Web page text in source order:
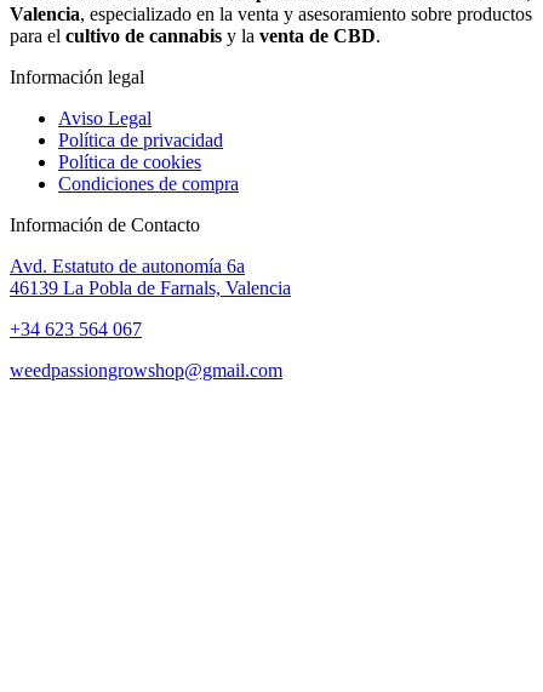
Valencia, especializado en la venta y asesoramiento sobre productos
para el cultivo de cannabis y la venta de CBD.
Información legal
Aviso Legal
Política de privacidad
Política de cookies
Condiciones de compra
Información de Contacto
Avd. Estatuto de autonomía 6a
46139 La Pobla de Farnals, Valencia
+34 623 564 067
weedpassiongrowshop@gmail.com